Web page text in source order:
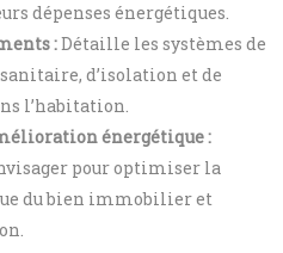
dépenses énergétiques.
:Détaille les systèmes de
sanitaire, d’isolation et de
l’habitation.
énergétique :
pour optimiser la
du bien immobilier et